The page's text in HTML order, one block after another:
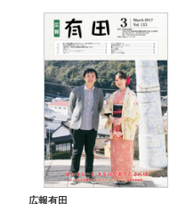
広報有田